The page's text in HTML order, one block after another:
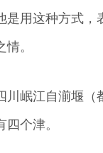
是用这种方式，
。
川岷江自湔堰（
个津。